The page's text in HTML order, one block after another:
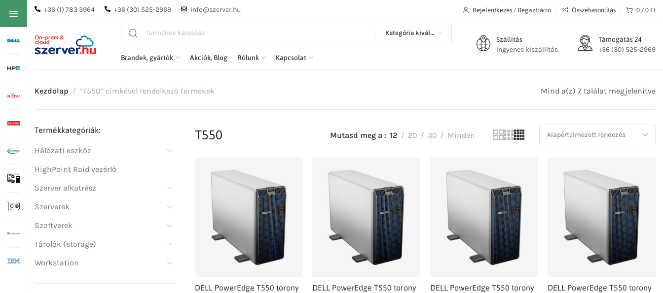
+36 (1) 783 3964 +36 (30) 525-2969 info@szerver.hu Bejelentkezés / Regisztráció Összehasonlítás 0 / 0 Ft
Kategória kiválasztása
Brandek, gyártók Akciók, Blog Rólunk Kapcsolat
Szállítás
Ingyenes kiszállítás
Támogatás 24
+36 (30) 525-2969
Kezdőlap “T550” címkével rendelkező termékek Mind a(z) 7 találat megjelenítve
Termékkategóriák:
Hálózati eszköz
HighPoint Raid vezérlő
Szerver alkatrész
Szerverek
Szoftverek
Tárolók (storage)
Workstation
T550 Mutasd meg a 12 20 30 Minden
DELL PowerEdge T550 torony
DELL PowerEdge T550 torony
DELL PowerEdge T550 torony
DELL PowerEdge T550 torony